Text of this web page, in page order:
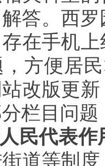
答。西
在手机
方便居
改版更
栏目问
民代表作
道等制